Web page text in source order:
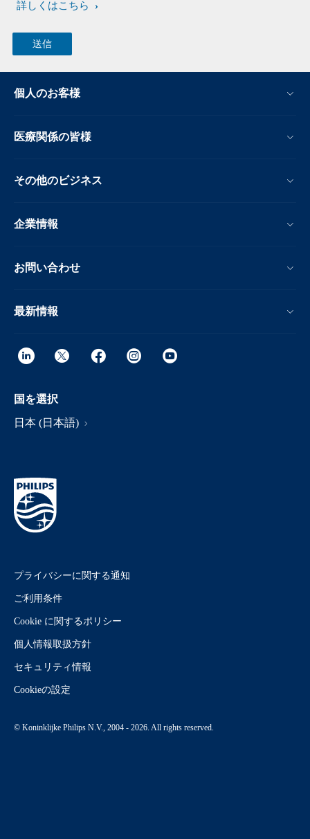
詳しくはこちら
個人のお客様
医療関係の皆様
その他のビジネス
企業情報
お問い合わせ
最新情報
国を選択
日本 (日本語)
プライバシーに関する通知
ご利用条件
Cookie に関するポリシー
個人情報取扱方針
セキュリティ情報
Cookieの設定
© Koninklijke Philips N.V., 2004 - 2026. All rights reserved.